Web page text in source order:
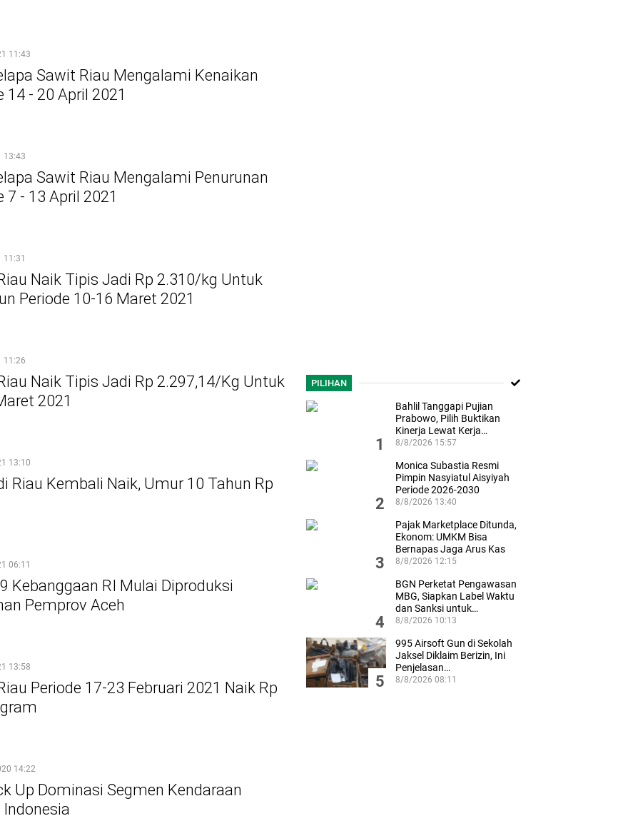
11:43
Sawit Riau Mengalami Kenaikan
14 - 20 April 2021
13:43
Sawit Riau Mengalami Penurunan
7 - 13 April 2021
Naik Tipis Jadi Rp 2.310/kg Untuk
Periode 10-16 Maret 2021
11:26
Naik Tipis Jadi Rp 2.297,14/Kg Untuk
2021
13:10
Riau Kembali Naik, Umur 10 Tahun Rp
06:11
Kebanggaan RI Mulai Diproduksi
Pemprov Aceh
13:58
Periode 17-23 Februari 2021 Naik Rp
14:22
Up Dominasi Segmen Kendaraan
Indonesia
PILIHAN
1
Bahlil Tanggapi Pujian
Prabowo, Pilih Buktikan
Kinerja Lewat Kerja…
8/8/2026 15:57
2
Monica Subastia Resmi
Pimpin Nasyiatul Aisyiyah
Periode 2026-2030
8/8/2026 13:40
3
Pajak Marketplace Ditunda,
Ekonom: UMKM Bisa
Bernapas Jaga Arus Kas
8/8/2026 12:15
4
BGN Perketat Pengawasan
MBG, Siapkan Label Waktu
dan Sanksi untuk…
8/8/2026 10:13
5
995 Airsoft Gun di Sekolah
Jaksel Diklaim Berizin, Ini
Penjelasan…
8/8/2026 08:11